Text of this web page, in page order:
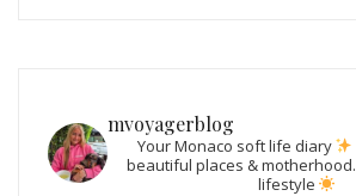
mvoyagerblog
Your Monaco soft life diary
beautiful places & motherhood.
lifestyle